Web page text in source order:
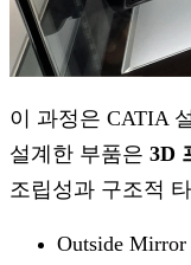
이 과정은 CATIA
설계한 부품은 3D
조립성과 구조적
Outside